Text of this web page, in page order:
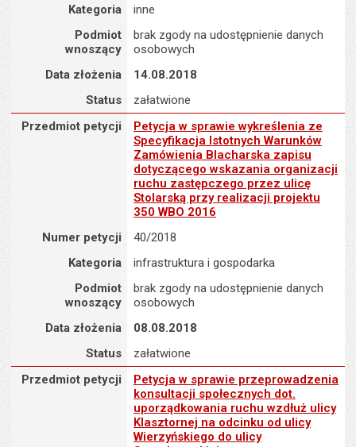
Kategoria
inne
Podmiot
wnoszący
brak zgody na udostępnienie danych
osobowych
Data złożenia
14.08.2018
Status
załatwione
Przedmiot petycji : Petycja w sprawie wykreślenia ze
Przedmiot petycji
Petycja w sprawie wykreślenia ze
Specyfikacja Istotnych Warunków
Zamówienia Blacharska zapisu
dotyczącego wskazania organizacji
ruchu zastępczego przez ulicę
Stolarską przy realizacji projektu
350 WBO 2016
Numer petycji
40/2018
Kategoria
infrastruktura i gospodarka
Podmiot
wnoszący
brak zgody na udostępnienie danych
osobowych
Data złożenia
08.08.2018
Status
załatwione
Przedmiot petycji : Petycja w sprawie przeprowadzenia
Przedmiot petycji
Petycja w sprawie przeprowadzenia
konsultacji społecznych dot.
uporządkowania ruchu wzdłuż ulicy
Klasztornej na odcinku od ulicy
Wierzyńskiego do ulicy